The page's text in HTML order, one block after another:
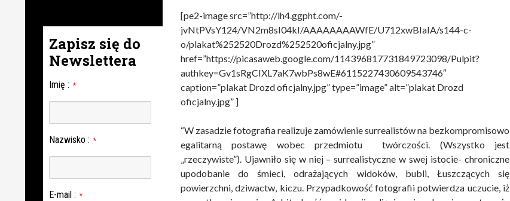
[pe2-image src=”http://lh4.ggpht.com/-
jvNtPVsY124/VN2m8sI04kI/AAAAAAAAWfE/U712xwBIaIA/s144-c-
o/plakat%252520Drozd%252520oficjalny.jpg”
href=”https://picasaweb.google.com/114396817731849723098/Pulpit?
authkey=Gv1sRgCIXL7aK7wbPs8wE#6115227430609543746″
caption=”plakat Drozd oficjalny.jpg” type=”image” alt=”plakat Drozd
oficjalny.jpg” ]
“W zasadzie fotografia realizuje zamówienie surrealistów na bezkompromisowo
egalitarną postawę wobec przedmiotu twórczości. (Wszystko jest
„rzeczywiste”). Ujawniło się w niej – surrealistyczne w swej istocie- chroniczne
upodobanie do śmieci, odrażających widoków, bubli, Łuszczących się
powierzchni, dziwactw, kiczu. Przypadkowość fotografii potwierdza uczucie, iż
Zapisz się do
Newslettera
Imię : *
Nazwisko : *
E-mail : *